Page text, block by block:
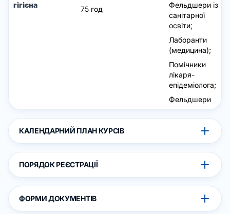
гігієна
75 год
Фельдшери із
санітарної
освіти;
Лаборанти
(медицина);
Помічники
лікаря-
епідеміолога;
Фельдшери
КАЛЕНДАРНИЙ ПЛАН КУРСІВ
ПОРЯДОК РЕЄСТРАЦІЇ
ФОРМИ ДОКУМЕНТІВ